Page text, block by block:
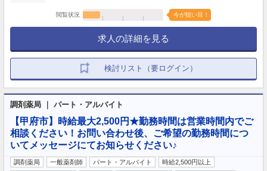
閲覧状況 今が狙い目！
求人の詳細を見る
検討リスト（要ログイン）
調剤薬局 ｜ パート・アルバイト
【甲府市】時給最大2,500円★勤務時間は営業時間内でご
相談ください！お問い合わせ後、ご希望の勤務時間につ
いてメッセージにてお知らせください♪
調剤薬局 一般薬剤師 パート・アルバイト
時給2,500円以上